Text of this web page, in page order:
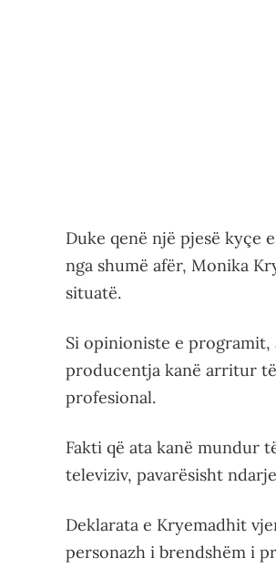
Duke qenë një pjesë kyçe
nga shumë afër, Monika
situatë.
Si opinioniste e
producentja kanë arritur
profesional.
Fakti që ata kanë mundur
televiziv, pavarësisht
Deklarata e Kryemadhit
personazh i brendshëm i